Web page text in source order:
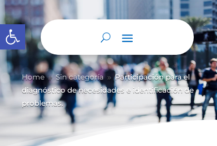
Abrir barra de herramientas
Home 9 Sin categoría 9 Participación para el
diagnóstico de necesidades e identificación de
problemas.